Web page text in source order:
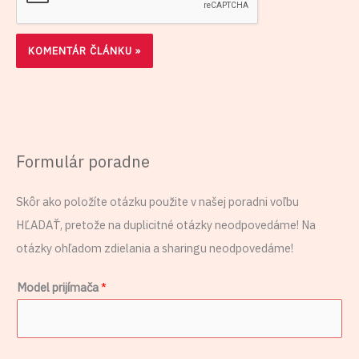
Formulár poradne
Skôr ako položíte otázku použite v našej poradni voľbu
HĽADAŤ, pretože na duplicitné otázky neodpovedáme! Na
otázky ohľadom zdielania a sharingu neodpovedáme!
Model prijímača*